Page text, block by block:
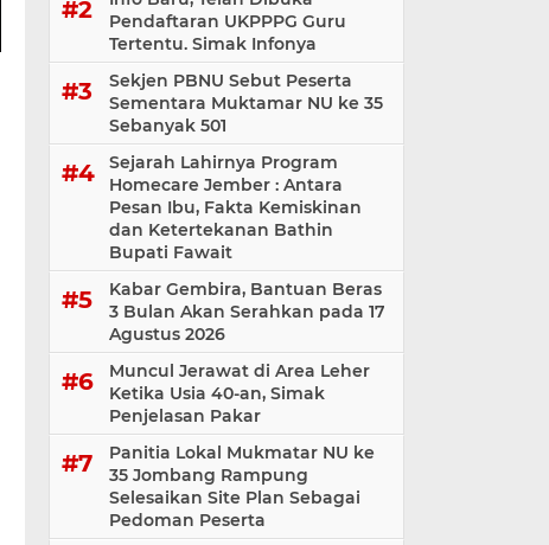
Pendaftaran UKPPPG Guru
Tertentu. Simak Infonya
Sekjen PBNU Sebut Peserta
Sementara Muktamar NU ke 35
Sebanyak 501
Sejarah Lahirnya Program
Homecare Jember : Antara
Pesan Ibu, Fakta Kemiskinan
dan Ketertekanan Bathin
Bupati Fawait
Kabar Gembira, Bantuan Beras
3 Bulan Akan Serahkan pada 17
Agustus 2026
Muncul Jerawat di Area Leher
Ketika Usia 40-an, Simak
Penjelasan Pakar
Panitia Lokal Mukmatar NU ke
35 Jombang Rampung
Selesaikan Site Plan Sebagai
Pedoman Peserta